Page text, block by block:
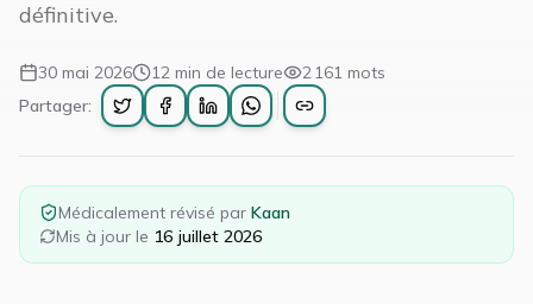
définitive.
30 mai 2026 12 min de lecture 2 161 mots
Partager:
Médicalement révisé par Kaan
Mis à jour le 16 juillet 2026